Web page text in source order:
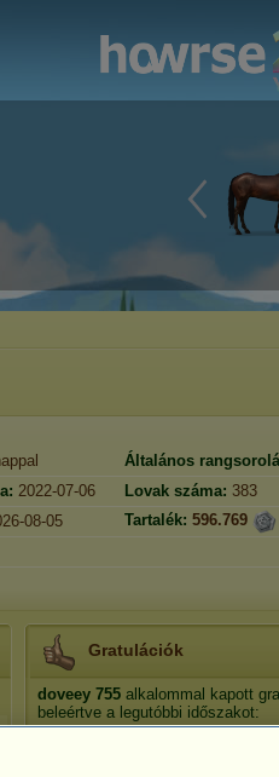
Általános
2022-07-06 Lovak száma: 383
08-05 Tartalék: 596.769
Gratulációk
doveey 755 alkalommal kapott
beleértve a legutóbbi időszakot: